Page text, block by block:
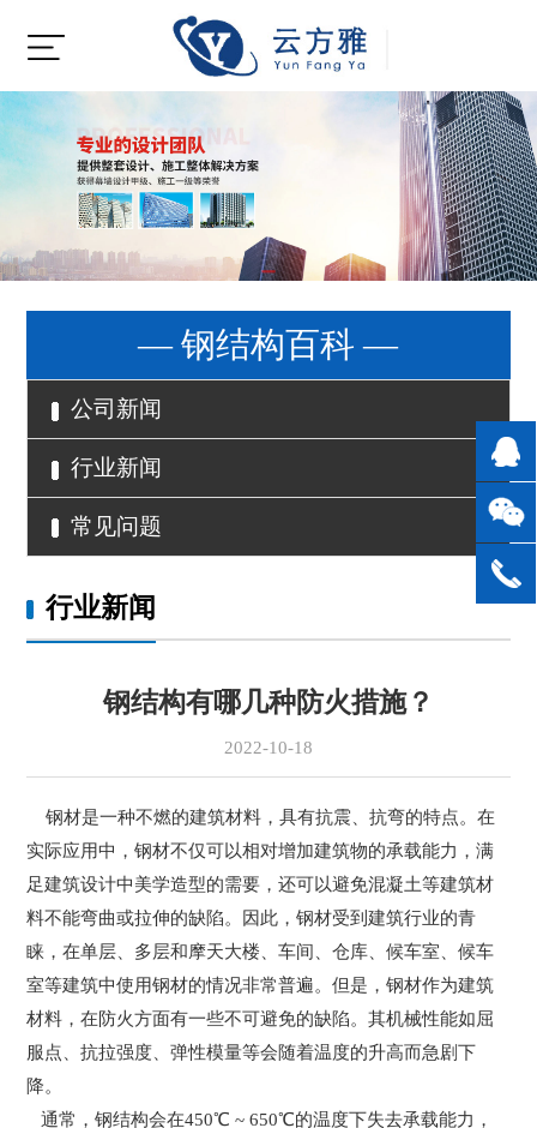
— 钢结构百科 —
公司新闻
行业新闻
常见问题
行业新闻
钢结构有哪几种防火措施？
2022-10-18
钢材是一种不燃的建筑材料，具有抗震、抗弯的特点。在
实际应用中，钢材不仅可以相对增加建筑物的承载能力，满
足建筑设计中美学造型的需要，还可以避免混凝土等建筑材
料不能弯曲或拉伸的缺陷。因此，钢材受到建筑行业的青
睐，在单层、多层和摩天大楼、车间、仓库、候车室、候车
室等建筑中使用钢材的情况非常普遍。但是，钢材作为建筑
材料，在防火方面有一些不可避免的缺陷。其机械性能如屈
服点、抗拉强度、弹性模量等会随着温度的升高而急剧下
降。
通常，钢结构会在450℃ ~ 650℃的温度下失去承载能力，